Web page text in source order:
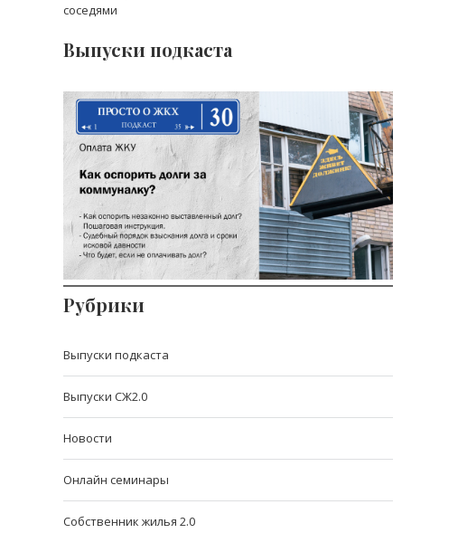
соседями
Выпуски подкаста
Выпуск 30: Как оспорить
долг по ЖКХ?
Всё о долгах за ЖКХ, включая возможность
оспорить
Рубрики
Выпуски подкаста
Выпуски СЖ2.0
Новости
Онлайн семинары
Собственник жилья 2.0